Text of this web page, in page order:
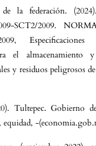
la federación.
SCT2/2009.
2009,
el almacenamiento
y residuos peligrosos
Tultepec. Gobierno
equidad, -